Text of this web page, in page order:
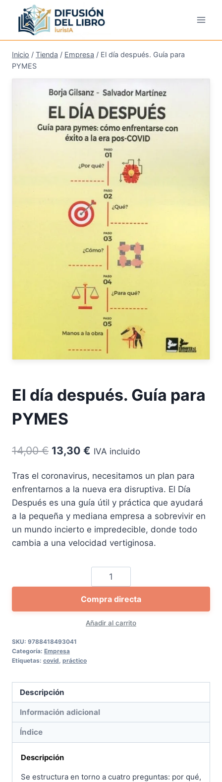
contenido
Inicio / Tienda / Empresa / El día después. Guía para
PYMES
¡Oferta!
El día después. Guía para
PYMES
14,00€ El
original
era:
14,00 €.
13,30 € El
actual
es:
13,30 €.
IVA incluido
Tras el coronavirus, necesitamos un plan para
enfrentarnos a la nueva era disruptiva. El Día
Después es una guía útil y práctica que ayudará
a la pequeña y mediana empresa a sobrevivir en
un mundo incierto e impredecible, donde todo
cambia a una velocidad vertiginosa.
El
día
después.
Guía
para
Añadir al carrito
Compra directa
SKU: 9788418493041
Categoría: Empresa
Etiquetas: covid práctico
Descripción
Información adicional
Índice
Descripción
Se estructura en torno a cuatro preguntas: por qué,